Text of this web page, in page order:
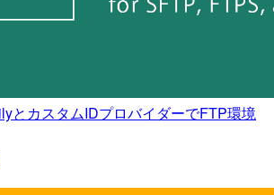
とカスタムIDプロバイダーでFTP環境